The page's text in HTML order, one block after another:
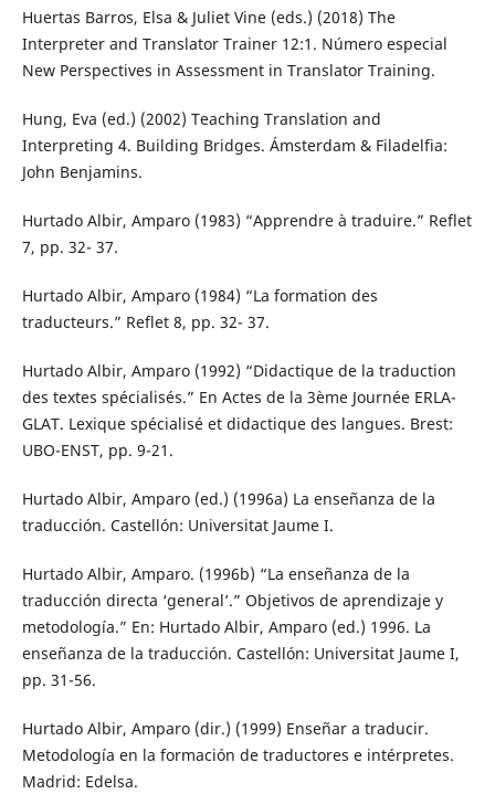
Huertas Barros, Elsa & Juliet Vine (eds.) (2018) The
Interpreter and Translator Trainer 12:1. Número especial
New Perspectives in Assessment in Translator Training.
Hung, Eva (ed.) (2002) Teaching Translation and
Interpreting 4. Building Bridges. Ámsterdam & Filadelfia:
John Benjamins.
Hurtado Albir, Amparo (1983) “Apprendre à traduire.” Reflet
7, pp. 32- 37.
Hurtado Albir, Amparo (1984) “La formation des
traducteurs.” Reflet 8, pp. 32- 37.
Hurtado Albir, Amparo (1992) “Didactique de la traduction
des textes spécialisés.” En Actes de la 3ème Journée ERLA-
GLAT. Lexique spécialisé et didactique des langues. Brest:
UBO-ENST, pp. 9-21.
Hurtado Albir, Amparo (ed.) (1996a) La enseñanza de la
traducción. Castellón: Universitat Jaume I.
Hurtado Albir, Amparo. (1996b) “La enseñanza de la
traducción directa ‘general’.” Objetivos de aprendizaje y
metodología.” En: Hurtado Albir, Amparo (ed.) 1996. La
enseñanza de la traducción. Castellón: Universitat Jaume I,
pp. 31-56.
Hurtado Albir, Amparo (dir.) (1999) Enseñar a traducir.
Metodología en la formación de traductores e intérpretes.
Madrid: Edelsa.